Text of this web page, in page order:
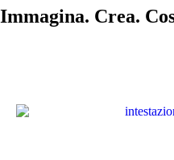
Immagina. Crea.